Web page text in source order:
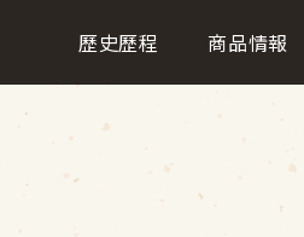
歷史歷程 商品情報